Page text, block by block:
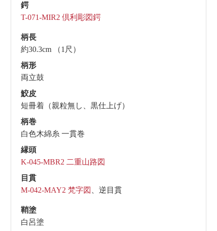
鍔
T-071-MIR2 倶利彫図鍔
柄長
約30.3cm （1尺）
柄形
両立鼓
鮫皮
短冊着（親粒無し、黒仕上げ）
柄巻
白色木綿糸 一貫巻
縁頭
K-045-MBR2 二重山路図
目貫
M-042-MAY2 梵字図
、逆目貫
鞘塗
白呂塗